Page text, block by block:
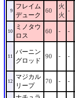
9
フレイム
デューク
60
火
火
-
10
ミノタウ
ロス
60 - -
11
バーニン
グロッド
90 - -
12
マジカル
リープ
70 - -